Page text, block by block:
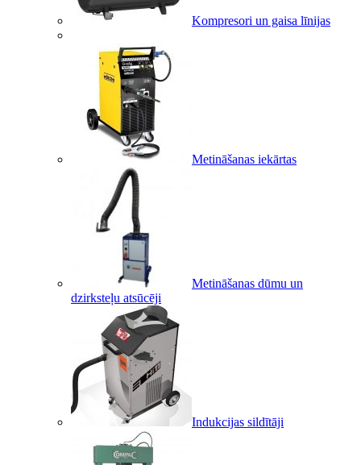
Kompresori un gaisa līnijas
Metināšanas iekārtas
Metināšanas dūmu un
dzirksteļu atsūcēji
Indukcijas sildītāji